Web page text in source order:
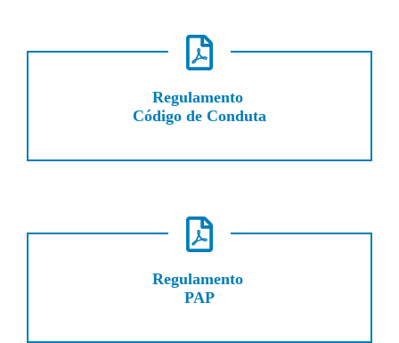
Regulamento
Código de Conduta
Regulamento
PAP